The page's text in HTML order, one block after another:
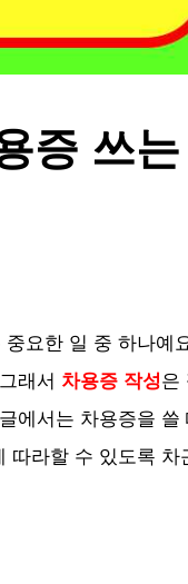
증 쓰
요한 일 중 하나예
래서 차용증 작성은
에서는 차용증을 쓸
따라할 수 있도록 차